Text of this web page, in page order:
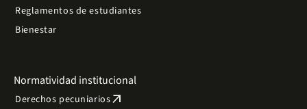
Reglamentos de estudiantes
Bienestar
Normatividad institucional
Derechos pecuniariosarrow_outward